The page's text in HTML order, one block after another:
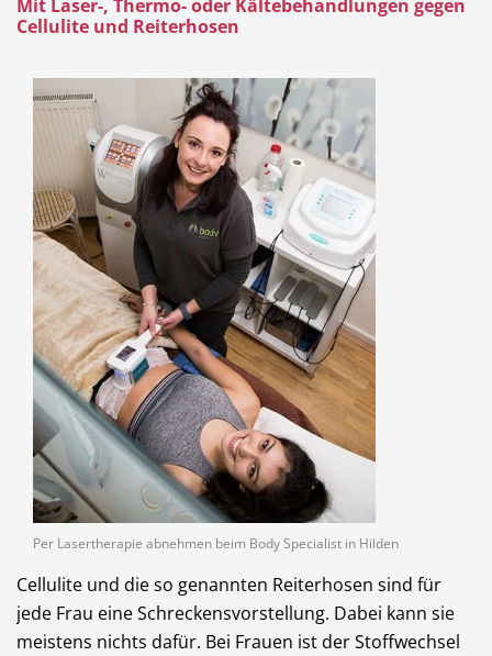
Mit Laser-, Thermo- oder Kältebehandlungen gegen
Cellulite und Reiterhosen
Per Lasertherapie abnehmen beim Body Specialist in Hilden
Cellulite und die so genannten Reiterhosen sind für
jede Frau eine Schreckensvorstellung. Dabei kann sie
meistens nichts dafür. Bei Frauen ist der Stoffwechsel